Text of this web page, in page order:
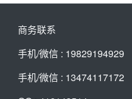
商务联系
手机/微信 : 19829194929
手机/微信 : 13474117172